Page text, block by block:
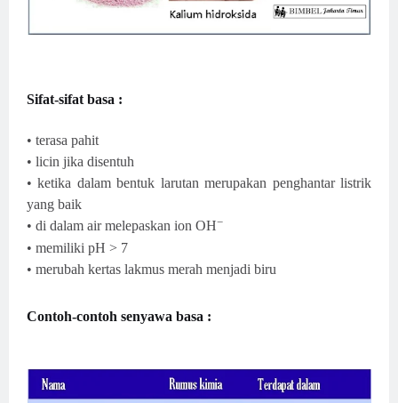
Sifat-sifat basa :
• terasa pahit
• licin jika disentuh
• ketika dalam bentuk larutan merupakan penghantar listrik
yang baik
• di dalam air melepaskan ion OH−
• memiliki pH > 7
• merubah kertas lakmus merah menjadi biru
Contoh-contoh senyawa basa :